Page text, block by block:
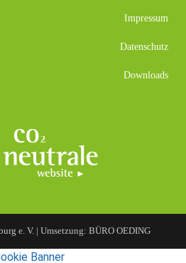
Impressum
Datenschutz
Downloads
e. V. | Umsetzung: BÜRO OEDING
Banner